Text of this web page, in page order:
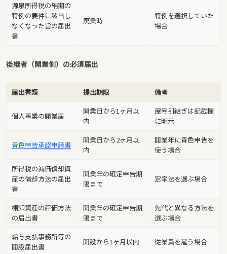
源泉所得税の納期の
特例の要件に該当し
なくなった旨の届出
書
廃業時
特例を選択していた
場合
後継者（開業側）の必須届出
届出書類 提出期限 備考
個人事業の開業届
開業日から1ヶ月以
内
屋号引継ぎは記載欄
に明示
青色申告承認申請書
開業日から2ヶ月以
内
開業年に青色申告を
使う場合
所得税の減価償却資
産の償却方法の届出
書
開業年の確定申告期
限まで
定率法を選ぶ場合
棚卸資産の評価方法
の届出書
開業年の確定申告期
限まで
先代と異なる方法を
選ぶ場合
給与支払事務所等の
開設届出書
開設から1ヶ月以内 従業員を雇う場合